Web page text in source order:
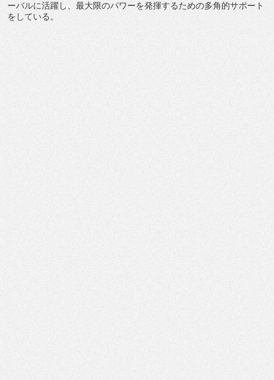
ーバルに活躍し、 最大限のパワーを発揮するための多角的サポート
をしている。